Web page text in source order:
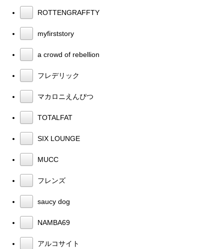
ROTTENGRAFFTY
myfirststory
a crowd of rebellion
フレデリック
マカロニえんぴつ
TOTALFAT
SIX LOUNGE
MUCC
フレンズ
saucy dog
NAMBA69
アルコサイト